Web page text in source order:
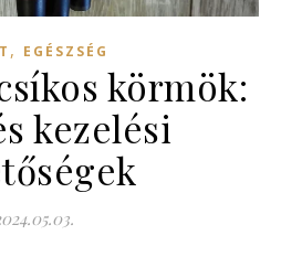
, EGÉSZSÉG
körmök:
kezelési